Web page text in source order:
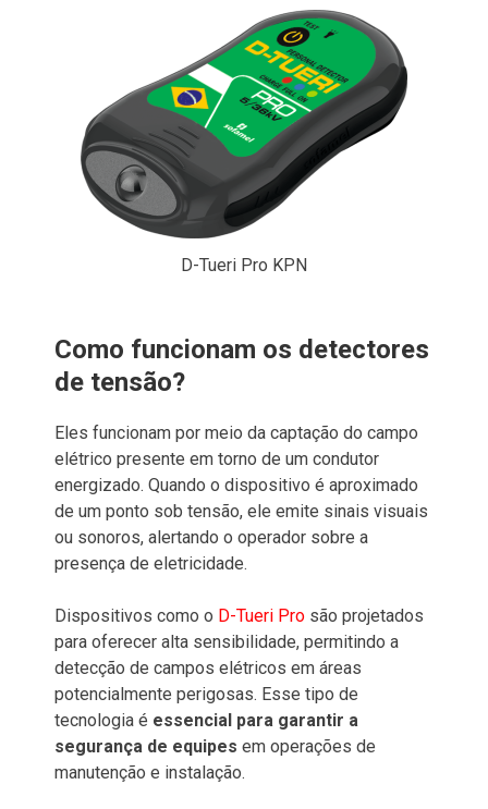
D-Tueri Pro KPN
Como funcionam os detectores
de tensão?
Eles funcionam por meio da captação do campo
elétrico presente em torno de um condutor
energizado. Quando o dispositivo é aproximado
de um ponto sob tensão, ele emite sinais visuais
ou sonoros, alertando o operador sobre a
presença de eletricidade.
Dispositivos como o D-Tueri Pro são projetados
para oferecer alta sensibilidade, permitindo a
detecção de campos elétricos em áreas
potencialmente perigosas. Esse tipo de
tecnologia é essencial para garantir a
segurança de equipes em operações de
manutenção e instalação.